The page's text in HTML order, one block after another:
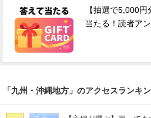
【抽選で5,000
当たる！読者ア
「九州・沖縄地方」のアクセスランキ